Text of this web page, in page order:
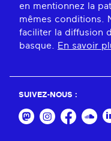
en mentionnez la
mêmes conditions.
faciliter la diffusion
basque.
En savoir
SUIVEZ-NOUS :